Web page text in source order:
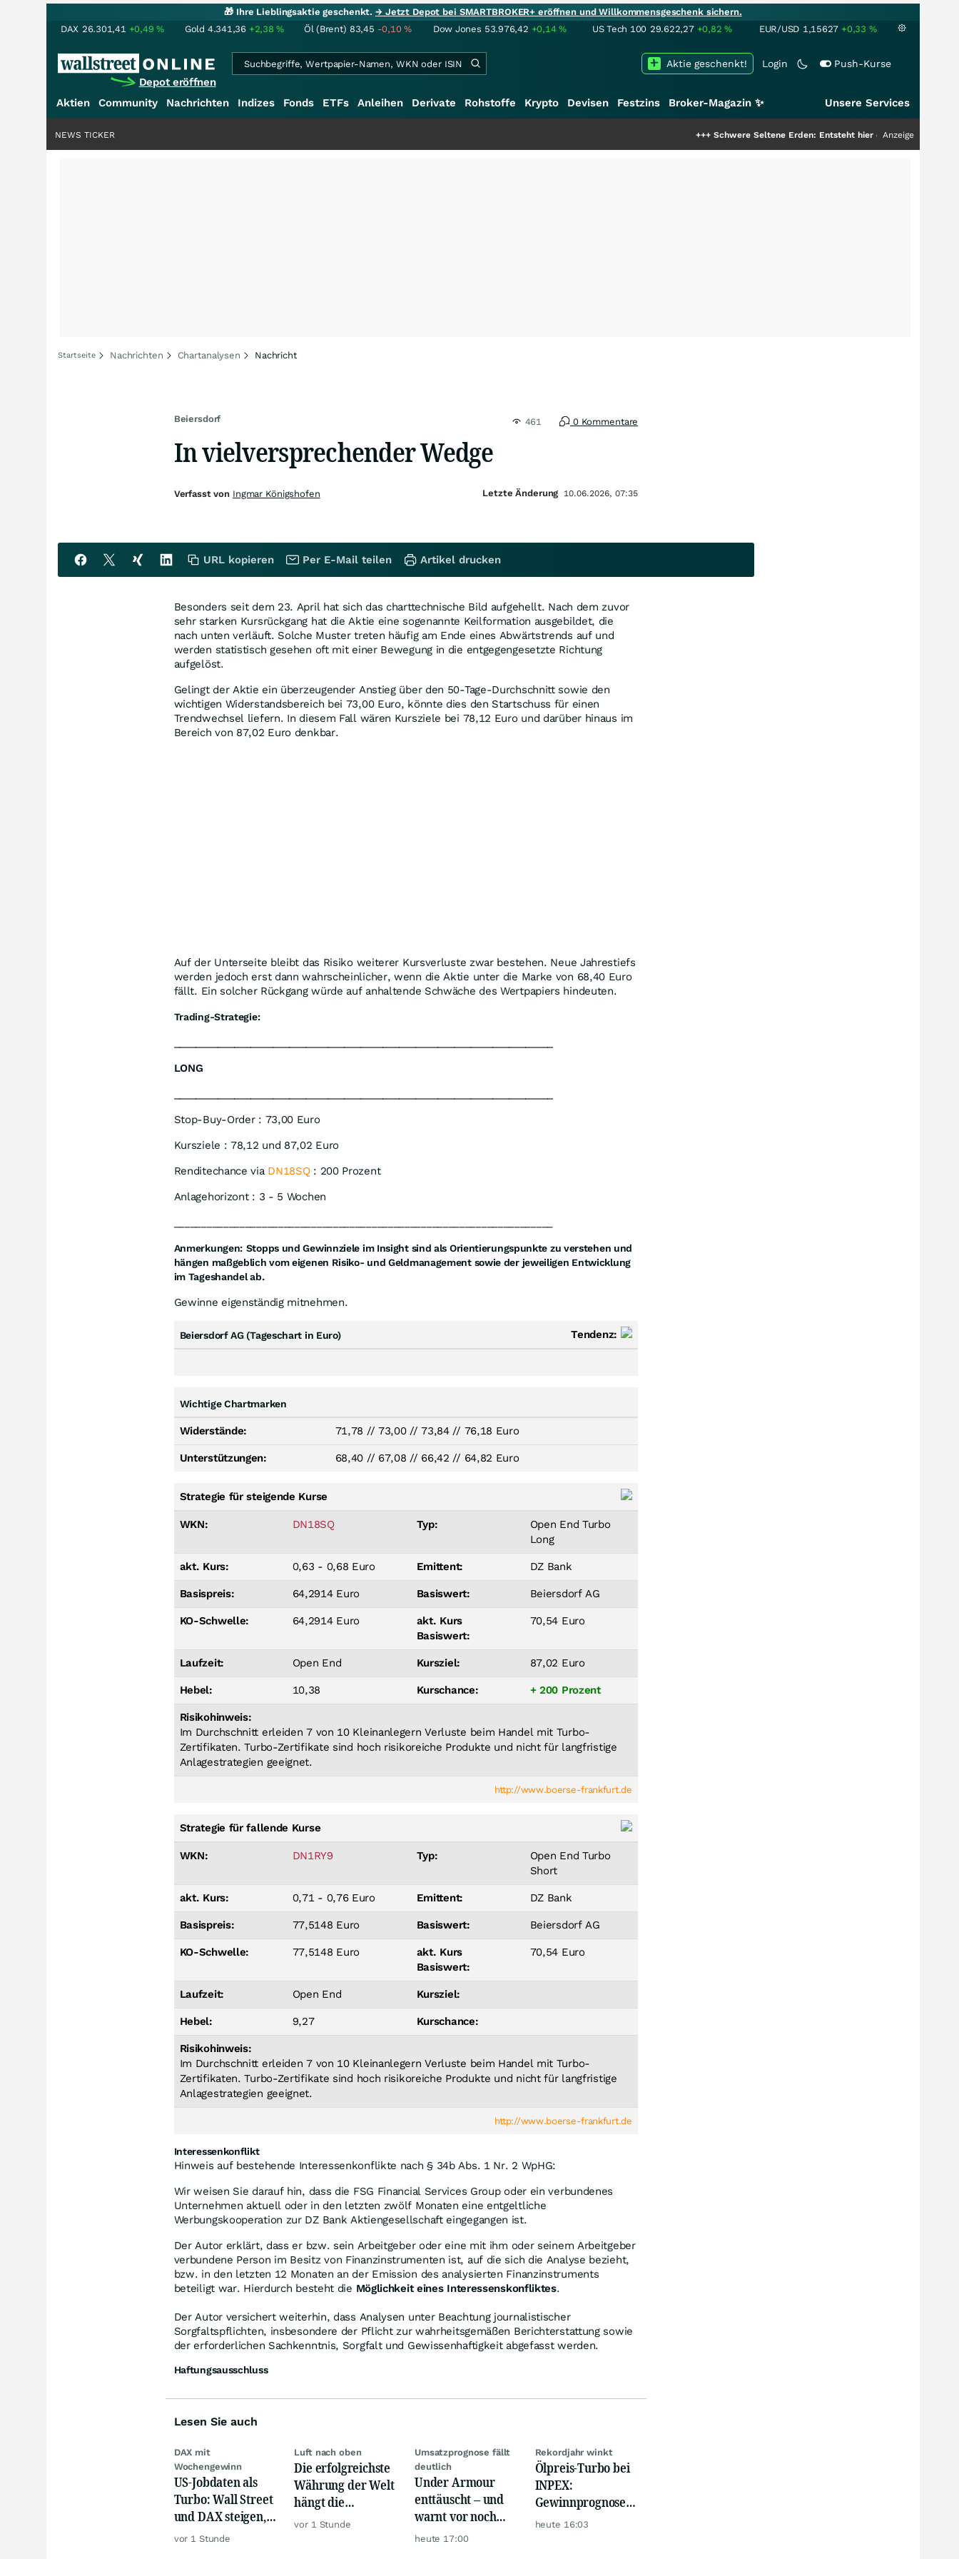
🎁 Ihre Lieblingsaktie geschenkt.→ Jetzt Depot bei SMARTBROKER+ eröffnen und Willkommensgeschenk sichern.
DAX 26.301,41 +0,49% Gold 4.341,36 +2,38% Öl (Brent) 83,45 -0,10% Dow Jones 53.976,42 +0,14% US Tech 100 29.622,27 +0,82% EUR/USD 1,15627 +0,33 %
Depot eröffnen
Login Push-Kurse
Aktie geschenkt!
Aktien Community Nachrichten Indizes Fonds ETFs Anleihen Derivate Rohstoffe Krypto Devisen Festzins Broker-Magazin ✨ Unsere Services
Schwere Seltene Erden: Entsteht hier die nächste Milliardenstory?
Anzeige
NEWS TICKER
Startseite Nachrichten Chartanalysen Nachricht
Beiersdorf 461 0 Kommentare
In vielversprechender Wedge
Besonders seit dem 23. April hat sich das charttechnische Bild aufgehellt. Nach dem zuvor
sehr starken Kursrückgang hat die Aktie eine sogenannte Keilformation ausgebildet, die
nach unten verläuft. Solche Muster treten häufig am Ende eines Abwärtstrends auf und
werden statistisch gesehen oft mit einer Bewegung in die entgegengesetzte Richtung
aufgelöst.
Gelingt der Aktie ein überzeugender Anstieg über den 50-Tage-Durchschnitt sowie den
wichtigen Widerstandsbereich bei 73,00 Euro, könnte dies den Startschuss für einen
Trendwechsel liefern. In diesem Fall wären Kursziele bei 78,12 Euro und darüber hinaus im
Bereich von 87,02 Euro denkbar.
Auf der Unterseite bleibt das Risiko weiterer Kursverluste zwar bestehen. Neue Jahrestiefs
werden jedoch erst dann wahrscheinlicher, wenn die Aktie unter die Marke von 68,40 Euro
fällt. Ein solcher Rückgang würde auf anhaltende Schwäche des Wertpapiers hindeuten.
Trading-Strategie:
LONG
Stop-Buy-Order : 73,00 Euro
Kursziele : 78,12 und 87,02 Euro
Renditechance via DN18SQ: 200 Prozent
Anlagehorizont : 3 - 5 Wochen
Anmerkungen: Stopps und Gewinnziele im Insight sind als Orientierungspunkte zu verstehen und
hängen maßgeblich vom eigenen Risiko- und Geldmanagement sowie der jeweiligen Entwicklung
im Tageshandel ab.
Gewinne eigenständig mitnehmen.
Beiersdorf AG (Tageschart in Euro) Tendenz:
Wichtige Chartmarken
Widerstände: 71,78 // 73,00 // 73,84 // 76,18 Euro
Unterstützungen: 68,40 // 67,08 // 66,42 // 64,82 Euro
Strategie für steigende Kurse
WKN: DN18SQ Typ:
Open End Turbo
Long
akt. Kurs: 0,63 - 0,68 Euro Emittent: DZ Bank
Basispreis: 64,2914 Euro Basiswert: Beiersdorf AG
KO-Schwelle: 64,2914 Euro
akt. Kurs
Basiswert:
70,54 Euro
Laufzeit: Open End Kursziel: 87,02 Euro
Hebel: 10,38 Kurschance: + 200 Prozent
Risikohinweis:
Im Durchschnitt erleiden 7 von 10 Kleinanlegern Verluste beim Handel mit Turbo-
Zertifikaten. Turbo-Zertifikate sind hoch risikoreiche Produkte und nicht für langfristige
Anlagestrategien geeignet.
http://www.boerse-frankfurt.de
Strategie für fallende Kurse
WKN: DN1RY9 Typ:
Open End Turbo
Short
akt. Kurs: 0,71 - 0,76 Euro Emittent: DZ Bank
Basispreis: 77,5148 Euro Basiswert: Beiersdorf AG
KO-Schwelle: 77,5148 Euro
akt. Kurs
Basiswert:
70,54 Euro
Laufzeit: Open End Kursziel:
Hebel: 9,27 Kurschance:
Risikohinweis:
Im Durchschnitt erleiden 7 von 10 Kleinanlegern Verluste beim Handel mit Turbo-
Zertifikaten. Turbo-Zertifikate sind hoch risikoreiche Produkte und nicht für langfristige
Anlagestrategien geeignet.
http://www.boerse-frankfurt.de
Interessenkonflikt
Hinweis auf bestehende Interessenkonflikte nach § 34b Abs. 1 Nr. 2 WpHG:
Wir weisen Sie darauf hin, dass die FSG Financial Services Group oder ein verbundenes
Unternehmen aktuell oder in den letzten zwölf Monaten eine entgeltliche
Werbungskooperation zur DZ Bank Aktiengesellschaft eingegangen ist.
Der Autor erklärt, dass er bzw. sein Arbeitgeber oder eine mit ihm oder seinem Arbeitgeber
verbundene Person im Besitz von Finanzinstrumenten ist, auf die sich die Analyse bezieht,
bzw. in den letzten 12 Monaten an der Emission des analysierten Finanzinstruments
beteiligt war. Hierdurch besteht die Möglichkeit eines Interessenskonfliktes.
Der Autor versichert weiterhin, dass Analysen unter Beachtung journalistischer
Sorgfaltspflichten, insbesondere der Pflicht zur wahrheitsgemäßen Berichterstattung sowie
der erforderlichen Sachkenntnis, Sorgfalt und Gewissenhaftigkeit abgefasst werden.
Haftungsausschluss
Lesen Sie auch
DAX mit
Wochengewinn
US-Jobdaten als
Turbo: Wall Street
und DAX steigen,
Gold glänzt
vor 1 Stunde
Luft nach oben
Die erfolgreichste
Währung der Welt
hängt die
Konkurrenz ab
vor 1 Stunde
Umsatzprognose fällt
deutlich
Under Armour
enttäuscht – und
warnt vor noch
schwächeren
heute 17:00
Rekordjahr winkt
Ölpreis-Turbo bei
INPEX:
Gewinnprognose
schießt auf
heute 16:03
Verfasst von Ingmar Königshofen Letzte Änderung 10.06.2026, 07:35
URL kopieren Per E-Mail teilen Artikel drucken